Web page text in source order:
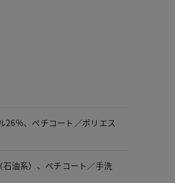
26%、ペチコート／ポリエス
石油系）、ペチコート／手洗